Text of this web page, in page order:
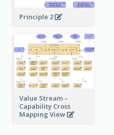
Principle 2
Value Stream –
Capability Cross
Mapping View